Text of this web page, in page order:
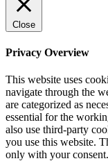
Close
Privacy Overview
This website uses
navigate through the
are categorized as
essential for the
also use third-party
you use this website.
only with your